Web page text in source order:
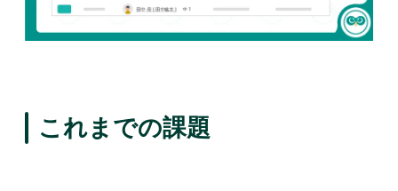
これまでの課題